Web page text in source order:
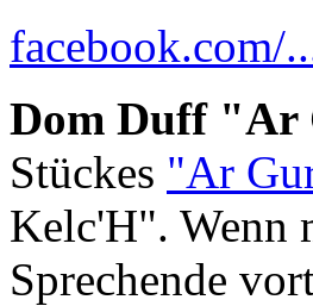
facebook.com/
Dom Duff "Ar
Stückes "Ar
Kelc'H". Wenn
Sprechende